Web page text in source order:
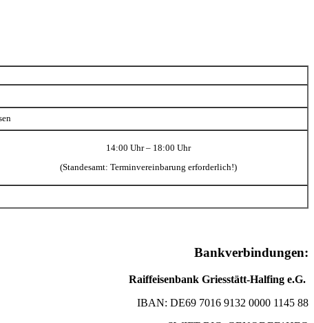
14:00 Uhr – 18:00 Uhr
(Standesamt: Terminvereinbarung erforderlich!)
Bankverbindungen:
Raiffeisenbank Griesstätt-Halfing e.G.
IBAN: DE69 7016 9132 0000 1145 88